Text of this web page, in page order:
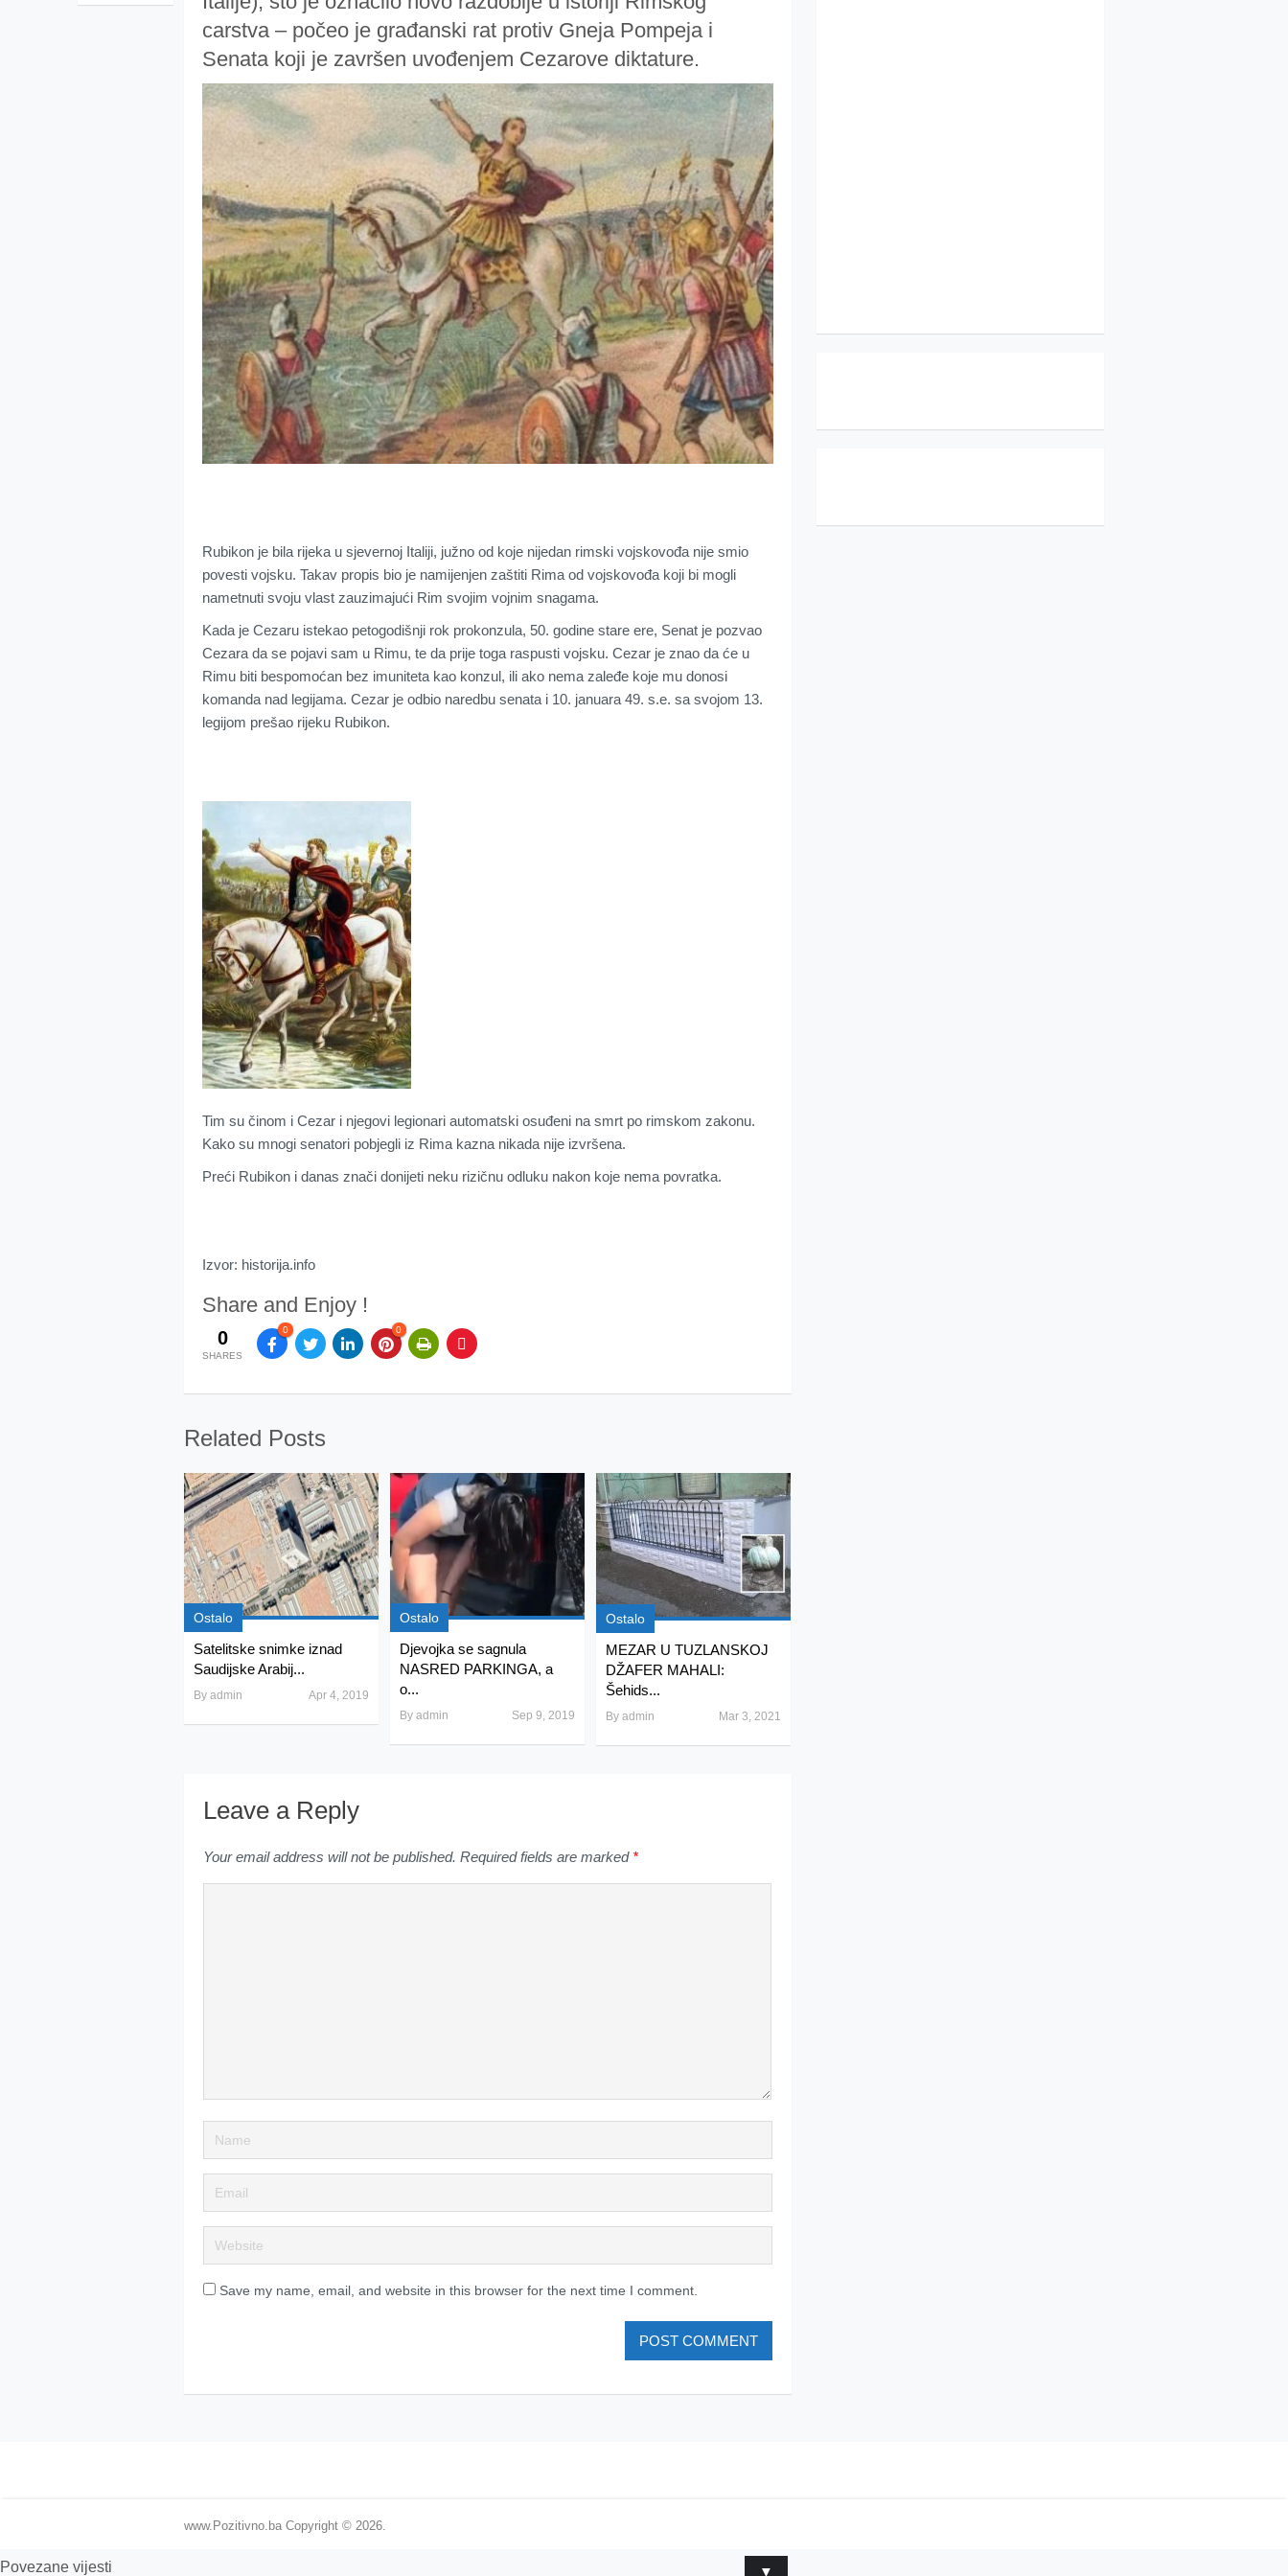
carstva – počeo je građanski rat protiv Gneja Pompeja i
Senata koji je završen uvođenjem Cezarove diktature.
Rubikon je bila rijeka u sjevernoj Italiji, južno od koje nijedan rimski vojskovođa nije smio
povesti vojsku. Takav propis bio je namijenjen zaštiti Rima od vojskovođa koji bi mogli
nametnuti svoju vlast zauzimajući Rim svojim vojnim snagama.
Kada je Cezaru istekao petogodišnji rok prokonzula, 50. godine stare ere, Senat je pozvao
Cezara da se pojavi sam u Rimu, te da prije toga raspusti vojsku. Cezar je znao da će u
Rimu biti bespomoćan bez imuniteta kao konzul, ili ako nema zaleđe koje mu donosi
komanda nad legijama. Cezar je odbio naredbu senata i 10. januara 49. s.e. sa svojom 13.
legijom prešao rijeku Rubikon.
Tim su činom i Cezar i njegovi legionari automatski osuđeni na smrt po rimskom zakonu.
Kako su mnogi senatori pobjegli iz Rima kazna nikada nije izvršena.
Preći Rubikon i danas znači donijeti neku rizičnu odluku nakon koje nema povratka.
Izvor: historija.info
Share and Enjoy !
0
SHARES
0 0
Related Posts
Ostalo
Satelitske snimke iznad
Saudijske Arabij...
By admin Apr 4, 2019
Ostalo
Djevojka se sagnula
NASRED PARKINGA, a
o...
By admin Sep 9, 2019
Ostalo
MEZAR U TUZLANSKOJ
DŽAFER MAHALI:
Šehids...
By admin Mar 3, 2021
Leave a Reply
Your email address will not be published. Required fields are marked *
Save my name, email, and website in this browser for the next time I comment.
www.Pozitivno.ba Copyright © 2026.
▼
Povezane vijesti